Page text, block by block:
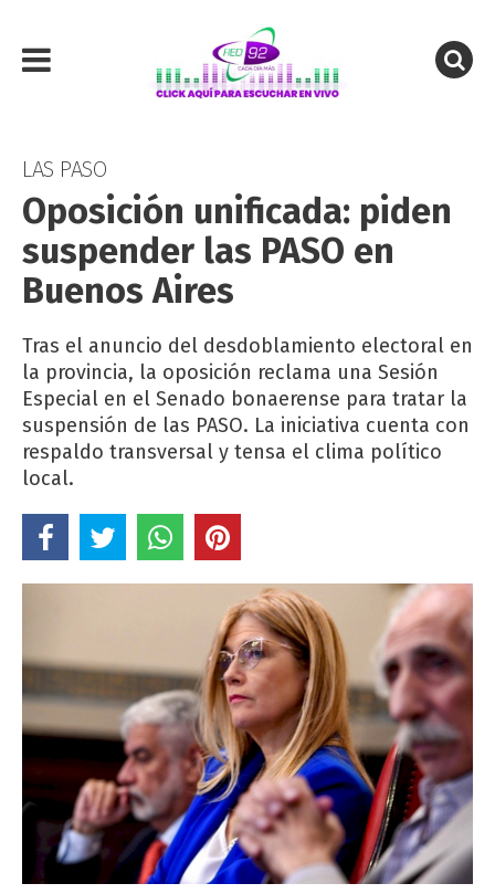
LAS PASO
Oposición unificada: piden
suspender las PASO en
Buenos Aires
Tras el anuncio del desdoblamiento electoral en
la provincia, la oposición reclama una Sesión
Especial en el Senado bonaerense para tratar la
suspensión de las PASO. La iniciativa cuenta con
respaldo transversal y tensa el clima político
local.